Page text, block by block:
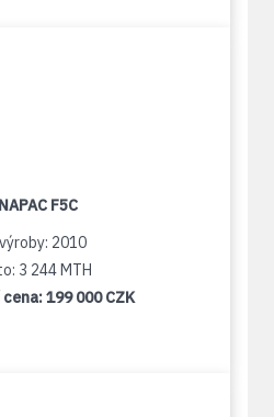
F5C
2010
3 244 MTH
199 000 CZK